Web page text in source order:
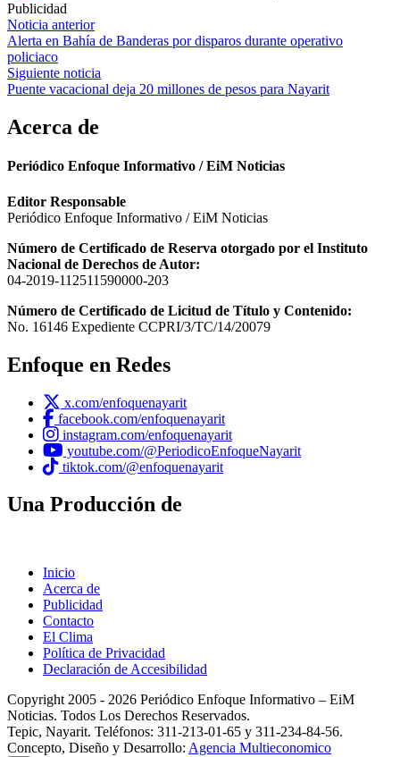
Publicidad
Navegación
de
entradas
Noticia anterior
Alerta en Bahía de Banderas por disparos durante operativo
policiaco
Siguiente noticia
Puente vacacional deja 20 millones de pesos para Nayarit
Acerca de
Periódico Enfoque Informativo / EiM Noticias
Editor Responsable
Periódico Enfoque Informativo / EiM Noticias
Número de Certificado de Reserva otorgado por el Instituto
Nacional de Derechos de Autor:
04-2019-112511590000-203
Número de Certificado de Licitud de Título y Contenido:
No. 16146 Expediente CCPRI/3/TC/14/20079
Enfoque en Redes
x.com/enfoquenayarit
facebook.com/enfoquenayarit
instagram.com/enfoquenayarit
youtube.com/@PeriodicoEnfoqueNayarit
tiktok.com/@enfoquenayarit
Una Producción de
Inicio
Acerca de
Publicidad
Contacto
El Clima
Política de Privacidad
Declaración de Accesibilidad
Copyright 2005 - 2026 Periódico Enfoque Informativo – EiM
Noticias. Todos Los Derechos Reservados.
Tepic, Nayarit. Teléfonos: 311-213-01-65 y 311-234-84-56.
Concepto, Diseño y Desarrollo: Agencia Multieconomico